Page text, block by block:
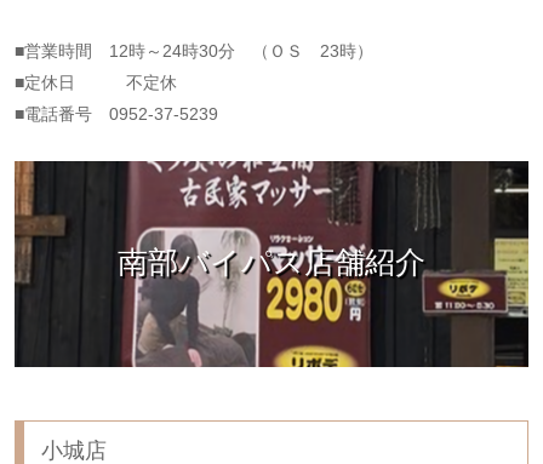
■営業時間 12時～24時30分 （ＯＳ 23時）
■定休日 不定休
■電話番号 0952-37-5239
南部バイパス店舗紹介
小城店